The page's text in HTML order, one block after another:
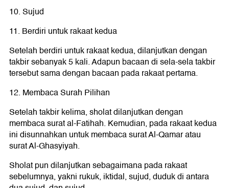
10. Sujud
11. Berdiri untuk rakaat kedua
Setelah berdiri untuk rakaat kedua, dilanjutkan dengan
takbir sebanyak 5 kali. Adapun bacaan di sela-sela takbir
tersebut sama dengan bacaan pada rakaat pertama.
12. Membaca Surah Pilihan
Setelah takbir kelima, sholat dilanjutkan dengan
membaca surat al-Fatihah. Kemudian, pada rakaat kedua
ini disunnahkan untuk membaca surat Al-Qamar atau
surat Al-Ghasyiyah.
Sholat pun dilanjutkan sebagaimana pada rakaat
sebelumnya, yakni rukuk, iktidal, sujud, duduk di antara